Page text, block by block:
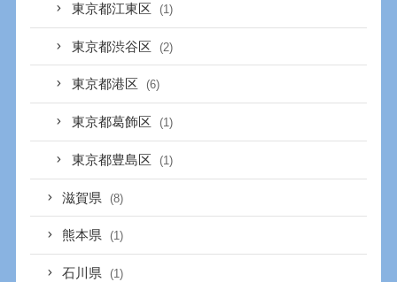
東京都江東区 (1)
東京都渋谷区 (2)
東京都港区 (6)
東京都葛飾区 (1)
東京都豊島区 (1)
滋賀県 (8)
熊本県 (1)
石川県 (1)